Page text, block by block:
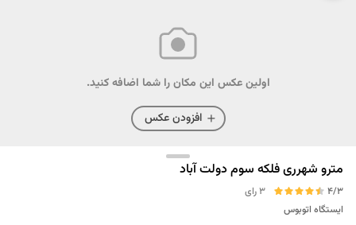
اولین عکس این مکان را شما اضافه کنید.
افزودن عکس
مترو شهرری فلکه سوم دولت آباد
4/3
3 رای
ایستگاه اتوبوس